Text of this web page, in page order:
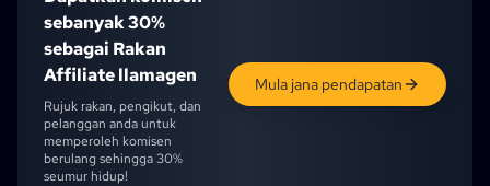
sebanyak 30%
sebagai Rakan
Affiliate llamagen
Rujuk rakan, pengikut, dan
pelanggan anda untuk
memperoleh komisen
berulang sehingga 30%
seumur hidup!
Mula jana pendapatan